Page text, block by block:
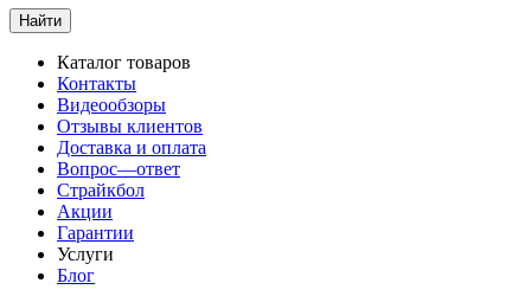
Найти
Каталог товаров
Контакты
Видеообзоры
Отзывы клиентов
Доставка и оплата
Вопрос—ответ
Страйкбол
Акции
Гарантии
Услуги
Блог